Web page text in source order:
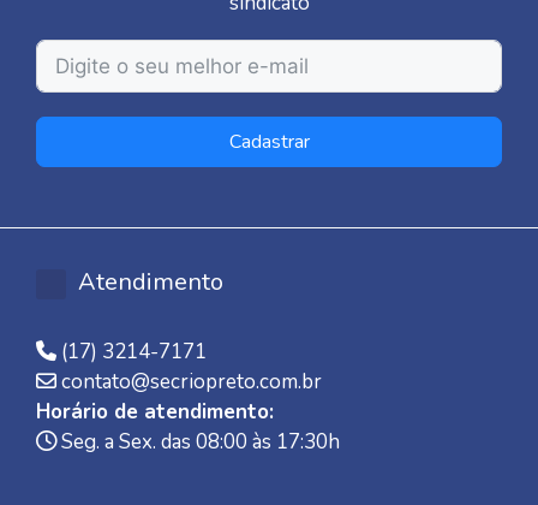
Cadastrar
Atendimento
(17) 3214-7171
contato@secriopreto.com.br
Horário de atendimento:
Seg. a Sex. das 08:00 às 17:30h